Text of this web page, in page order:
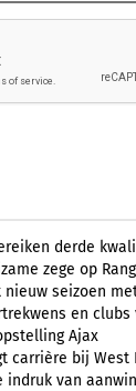
derde
zege op
nieuw seizoen
en clubs
Ajax
carrière bij West
indruk van